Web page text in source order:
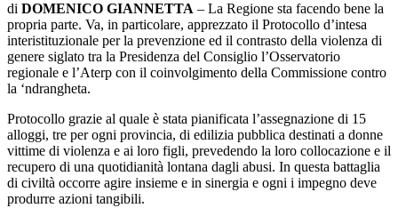
di DOMENICO GIANNETTA – La Regione sta facendo bene la
propria parte. Va, in particolare, apprezzato il Protocollo d’intesa
interistituzionale per la prevenzione ed il contrasto della violenza di
genere siglato tra la Presidenza del Consiglio l’Osservatorio
regionale e l’Aterp con il coinvolgimento della Commissione contro
la ‘ndrangheta.
Protocollo grazie al quale è stata pianificata l’assegnazione di 15
alloggi, tre per ogni provincia, di edilizia pubblica destinati a donne
vittime di violenza e ai loro figli, prevedendo la loro collocazione e il
recupero di una quotidianità lontana dagli abusi. In questa battaglia
di civiltà occorre agire insieme e in sinergia e ogni i impegno deve
produrre azioni tangibili.